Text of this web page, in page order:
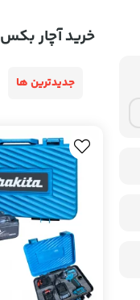
خرید آچار
جدیدترین ها